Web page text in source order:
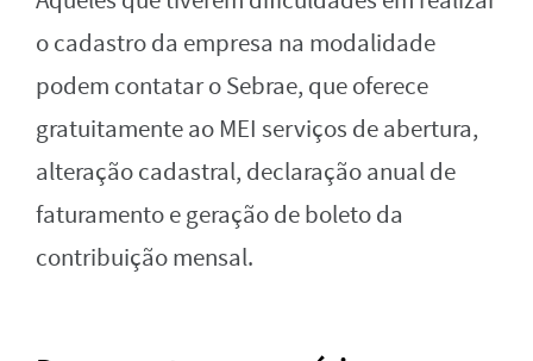
o cadastro da empresa na modalidade
podem contatar o Sebrae, que oferece
gratuitamente ao MEI serviços de abertura,
alteração cadastral, declaração anual de
faturamento e geração de boleto da
contribuição mensal.